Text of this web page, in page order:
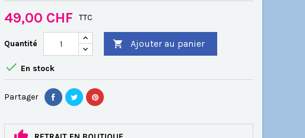
49,00 CHF TTC
Quantité  Ajouter au panier
 En stock
Partager